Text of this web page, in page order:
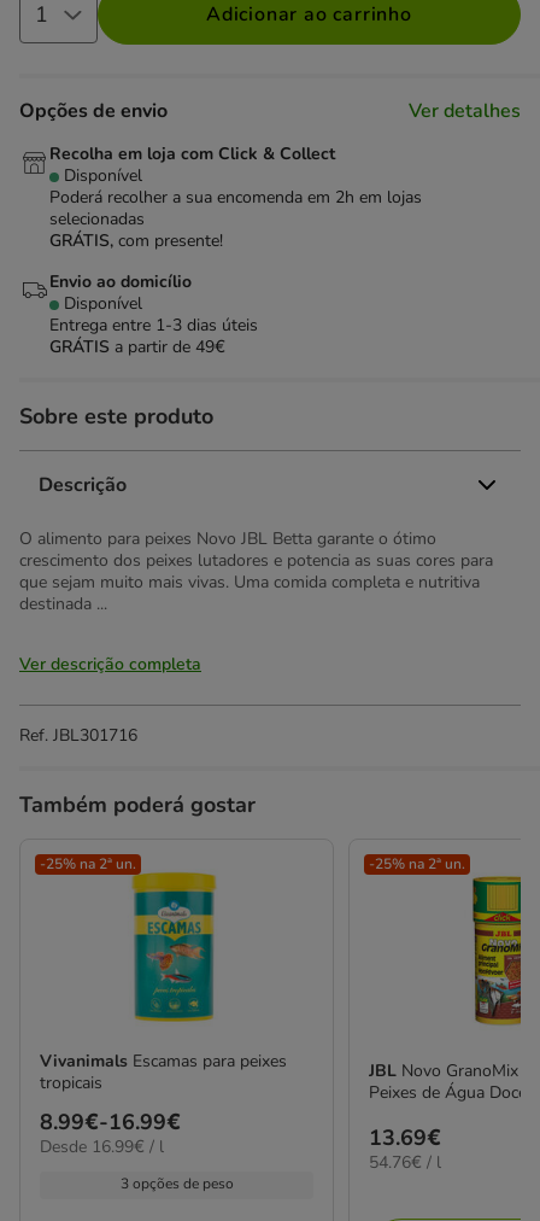
Adicionar ao carrinho
Opções de envio Ver detalhes
Recolha em loja com Click & Collect
Disponível
Poderá recolher a sua encomenda em 2h em lojas
selecionadas
GRÁTIS, com presente!
Envio ao domicílio
Disponível
Entrega entre 1-3 dias úteis
GRÁTIS a partir de 49€
Sobre este produto
Descrição
O alimento para peixes Novo JBL Betta garante o ótimo
crescimento dos peixes lutadores e potencia as suas cores para
que sejam muito mais vivas. Uma comida completa e nutritiva
destinada ...
Ver descrição completa
Ref. JBL301716
Também poderá gostar
-25% na 2ª un.
Vivanimals Escamas para peixes
tropicais
Preço
de
8.99€-16.99€
16.99€
Desde 16.99€ / l
3 opções de peso
-25% na 2ª un.
JBL Novo GranoMix
Peixes de Água Doce
Preço
13.69€
13.69€
54.76€
54.76€ / l